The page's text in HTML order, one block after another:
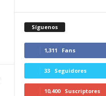
Síguenos
1,311 Fans
33 Seguidores
10,400 Suscriptores